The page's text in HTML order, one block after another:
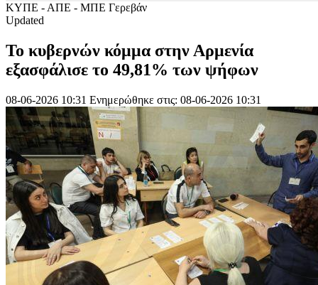
ΚΥΠΕ - ΑΠΕ - ΜΠΕ Γερεβάν
Updated
Το κυβερνών κόμμα στην Αρμενία
εξασφάλισε το 49,81% των ψήφων
08-06-2026 10:31 Ενημερώθηκε στις: 08-06-2026 10:31